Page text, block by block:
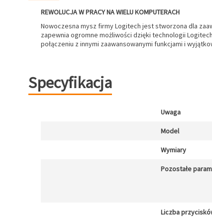
REWOLUCJA W PRACY NA WIELU KOMPUTERACH
Nowoczesna mysz firmy Logitech jest stworzona dla
zapewnia ogromne możliwości dzięki technologii
połączeniu z innymi zaawansowanymi funkcjami i
Specyfikacja
Uwaga
Model
Wymiary
Pozostałe
Liczba